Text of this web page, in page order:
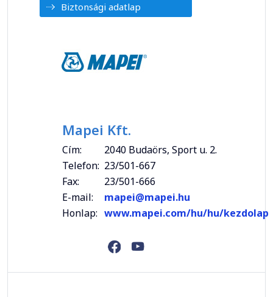
Biztonsági adatlap
Mapei Kft.
Cím:
2040 Budaörs, Sport u. 2.
Telefon: 23/501-667
Fax:
23/501-666
E-mail:
mapei@mapei.hu
Honlap: www.mapei.com/hu/hu/kezdolap